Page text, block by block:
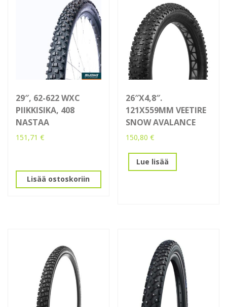
29″, 62-622 WXC
PIIKKISIKA, 408
NASTAA
151,71 €
Lisää ostoskoriin
26″X4,8″.
121X559MM VEETIRE
SNOW AVALANCE
150,80€
Lue lisää